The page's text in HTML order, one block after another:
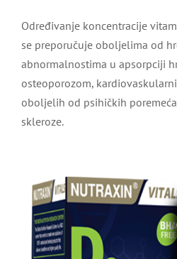
Određivanje koncentracije
se preporučuje oboljelima od
abnormalnostima u apsorpciji
osteoporozom,
oboljelih od psihičkih
skleroze.